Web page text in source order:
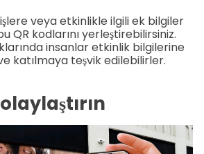
veya etkinlikle ilgili ek bilgiler
QR kodlarını yerleştirebilirsiniz.
insanlar etkinlik bilgilerine
katılmaya teşvik edilebilirler.